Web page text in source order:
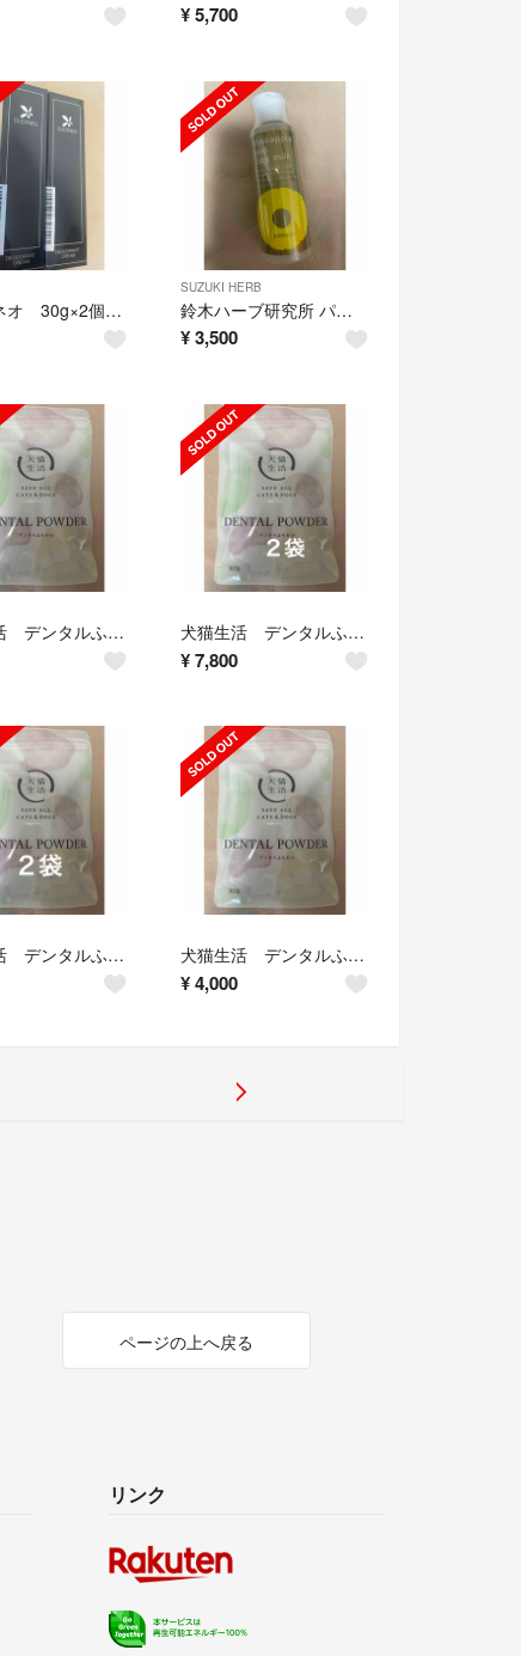
¥5,700
クリアネオ 30g×2個 薬用クリアネオ CLEANEO
SUZUKI HERB
鈴木ハーブ研究所 パイナップル豆乳ローション プレミアム 100ml
¥3,500
犬猫生活 デンタルふりかけ 30包 犬猫生活 デンタルふりかけ 30包×2袋
¥7,800
犬猫生活 デンタルふりかけ 30包×2袋 犬猫生活 デンタルふりかけ 30包
¥4,000
ページの上へ戻る
リンク